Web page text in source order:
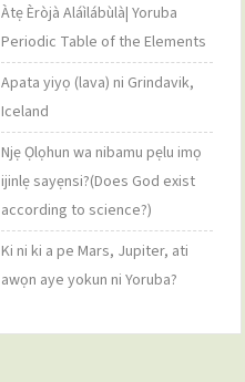
Àtẹ Èròjà Aláìlábùlà| Yoruba
Periodic Table of the Elements
Apata yiyọ (lava) ni Grindavik,
Iceland
Njẹ Ọlọhun wa nibamu pẹlu imọ
ijinlẹ sayẹnsi?(Does God exist
according to science?)
Ki ni ki a pe Mars, Jupiter, ati
awọn aye yokun ni Yoruba?